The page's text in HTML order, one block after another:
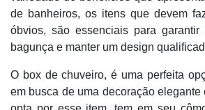
de banheiros, os itens que devem
óbvios, são essenciais para garantir
bagunça e manter um design
O box de chuveiro, é uma perfeita
em busca de uma decoração elegante